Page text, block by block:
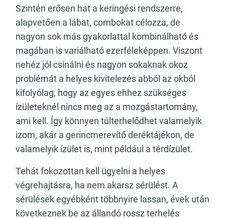
Szintén erősen hat a keringési rendszerre,
alapvetően a lábat, combokat célozza, de
nagyon sok más gyakorlattal kombinálható és
magában is variálható ezerféleképpen. Viszont
nehéz jól csinálni és nagyon sokaknak okoz
problémát a helyes kivitelezés abból az okból
kifolyólag, hogy az egyes ehhez szükséges
ízületeknél nincs meg az a mozgástartomány,
ami kell. Így könnyen túlterhelődhet valamelyik
izom, akár a gerincmerevítő deréktájékon, de
valamelyik ízület is, mint például a térdízület.
Tehát fokozottan kell ügyelni a helyes
végrehajtásra, ha nem akarsz sérülést. A
sérülések egyébként többnyire lassan, évek után
következnek be az állandó rossz terhelés